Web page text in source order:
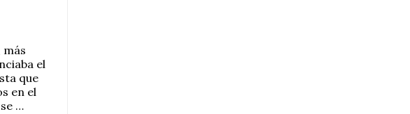
más
el
que
en el
…